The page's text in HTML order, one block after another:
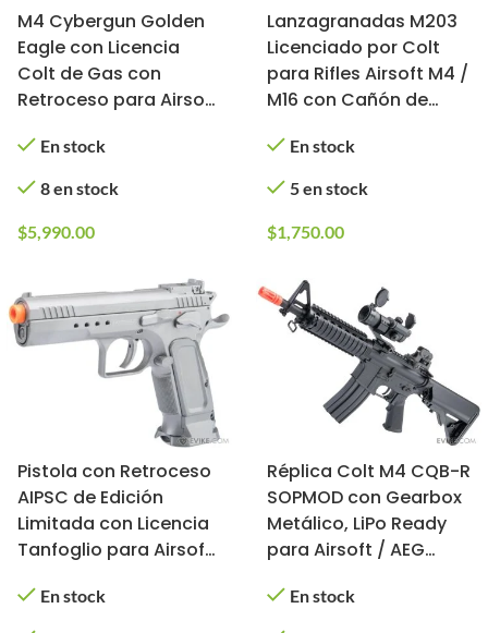
M4 Cybergun Golden
Eagle con Licencia
Colt de Gas con
Retroceso para Airsoft
CQB-R)
En stock
8 en stock
$5,990.00
Lanzagranadas M203
Licenciado por Colt
para Rifles Airsoft M4 /
M16 con Cañón de
Earth / Corto)
En stock
5 en stock
$1,750.00
Pistola con Retroceso
AIPSC de Edición
Limitada con Licencia
Tanfoglio para Airsoft
(Color: Plata, Tipo:
En stock
Réplica Colt M4 CQB-R
SOPMOD con Gearbox
Metálico, LiPo Ready
para Airsoft / AEG
En stock